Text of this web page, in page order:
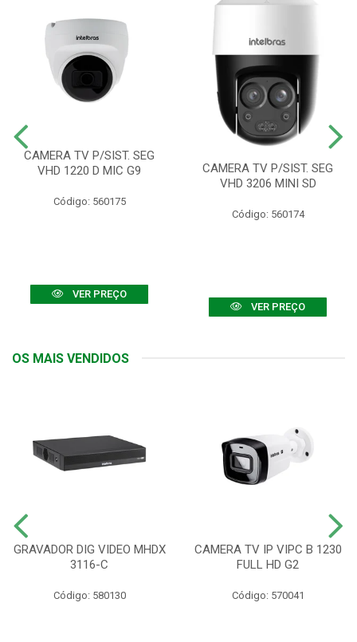
CAMERA TV P/SIST. SEG
VHD 1220 D MIC G9
Código: 560175
VER PREÇO
CAMERA TV P/SIST. SEG
VHD 3206 MINI SD
Código: 560174
VER PREÇO
OS MAIS VENDIDOS
GRAVADOR DIG VIDEO MHDX
3116-C
Código: 580130
CAMERA TV IP VIPC B 1230
FULL HD G2
Código: 570041